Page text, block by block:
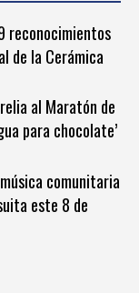
reconocimientos
de la Cerámica
al Maratón de
para chocolate’
comunitaria
este 8 de